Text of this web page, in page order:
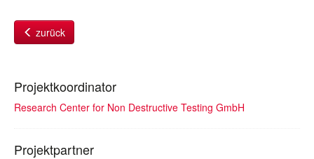
zurück
Projektkoordinator
Research Center for Non Destructive Testing GmbH
Projektpartner